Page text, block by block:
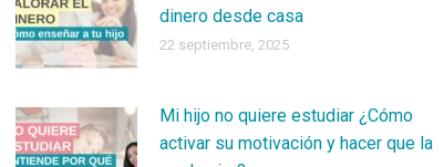
dinero desde casa
22 septiembre, 2025
Mi hijo no quiere estudiar ¿Cómo
activar su motivación y hacer que la